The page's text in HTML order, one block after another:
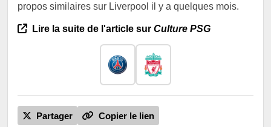
propos similaires sur Liverpool il y a quelques mois.
Lire la suite de l'article sur Culture PSG
Partager Copier le lien